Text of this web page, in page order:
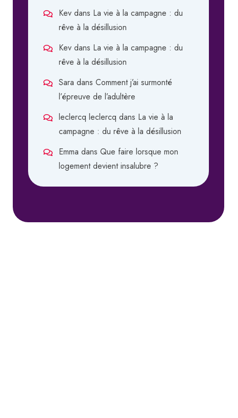
Kev dans La vie à la campagne : du
rêve à la désillusion
Kev dans La vie à la campagne : du
rêve à la désillusion
Sara dans Comment j’ai surmonté
l’épreuve de l’adultère
leclercq leclercq dans La vie à la
campagne : du rêve à la désillusion
Emma dans Que faire lorsque mon
logement devient insalubre ?